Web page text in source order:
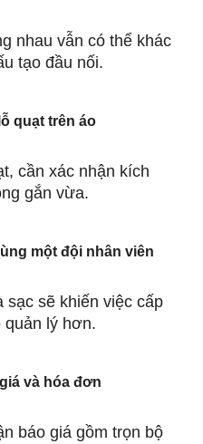
nhau vẫn có thể khác
tạo đầu nối.
quạt trên áo
cần xác nhận kích
gắn vừa.
một đội nhân viên
sạc sẽ khiến việc cấp
quản lý hơn.
và hóa đơn
báo giá gồm trọn bộ